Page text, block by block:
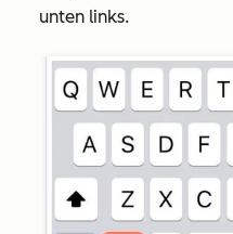
unten links.